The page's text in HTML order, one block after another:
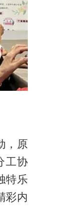
，原
工协
特乐
彩内